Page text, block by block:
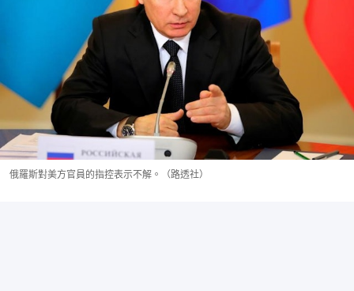
俄羅斯對美方官員的指控表示不解。（路透社）